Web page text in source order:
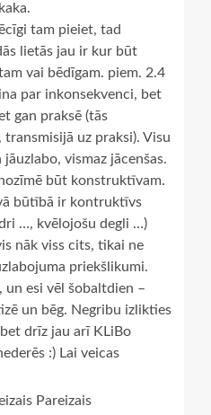
tam pieiet, tad
lietās jau ir kur būt
vai bēdīgam. piem. 2.4
par inkonsekvenci, bet
gan praksē (tās
uz praksi). Visu
vismaz jācenšas.
būt konstruktīvam.
būtībā ir kontruktīvs
…, kvēlojošu degli …)
nāk viss cits, tikai ne
priekšlikumi.
un esi vēl šobaltdien –
un bēg. Negribu izlikties
drīz jau arī KLiBo
:) Lai veicas
Pareizais